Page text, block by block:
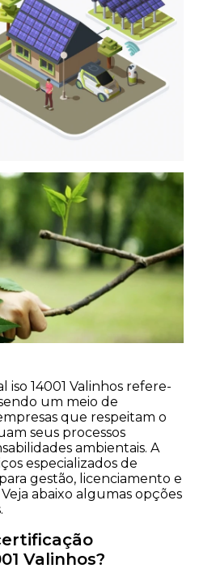
14001 Valinhos refere-
um meio de
que respeitam o
seus processos
ambientais. A
especializados de
gestão, licenciamento e
abaixo algumas opções
Valinhos?